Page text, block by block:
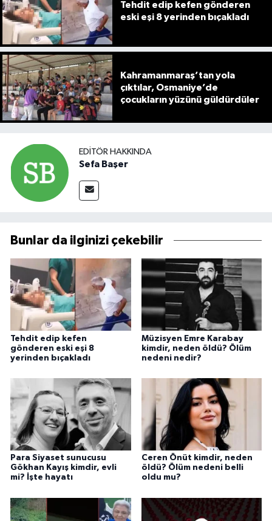
Tehdit edip kefen gönderen
eski eşi 8 yerinden bıçakladı
Kahramanmaraş’tan yola
çıktılar, Osmaniye’de
çocukların yüzünü güldürdüler
EDITÖR HAKKINDA
Sefa Başer
Bunlar da ilginizi çekebilir
Tehdit edip kefen
gönderen eski eşi 8
yerinden bıçakladı
Müzisyen Emre Karabay
kimdir, neden öldü? Ölüm
nedeni nedir?
Para Siyaset sunucusu
Gökhan Kayış kimdir, evli
mi? İşte hayatı
Ceren Önüt kimdir, neden
öldü? Ölüm nedeni belli
oldu mu?